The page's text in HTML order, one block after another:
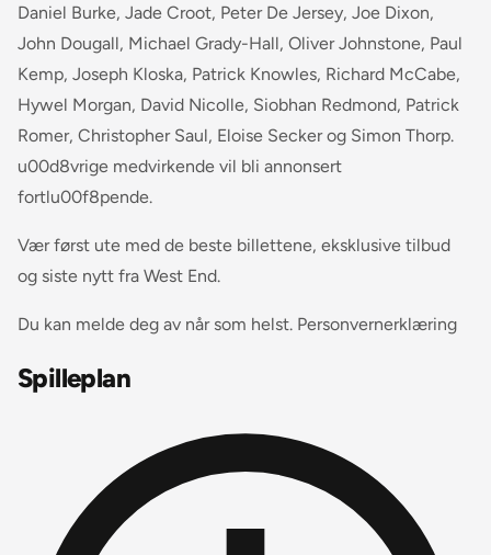
Daniel Burke, Jade Croot, Peter De Jersey, Joe Dixon,
John Dougall, Michael Grady-Hall, Oliver Johnstone, Paul
Kemp, Joseph Kloska, Patrick Knowles, Richard McCabe,
Hywel Morgan, David Nicolle, Siobhan Redmond, Patrick
Romer, Christopher Saul, Eloise Secker og Simon Thorp.
u00d8vrige medvirkende vil bli annonsert
fortlu00f8pende.
Vær først ute med de beste billettene, eksklusive tilbud
og siste nytt fra West End.
Du kan melde deg av når som helst. Personvernerklæring
Spilleplan